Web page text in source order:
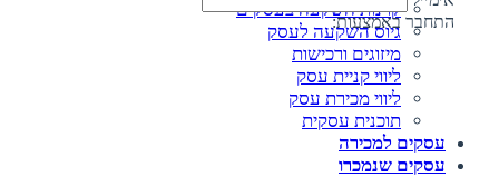
התחבר באמצעות:
קרנות השקעה בעסקים
גיוס השקעה לעסק‎‎
מיזוגים ורכישות
ליווי קניית עסק
ליווי מכירת עסק
תוכנית עסקית
עסקים למכירה
עסקים שנמכרו